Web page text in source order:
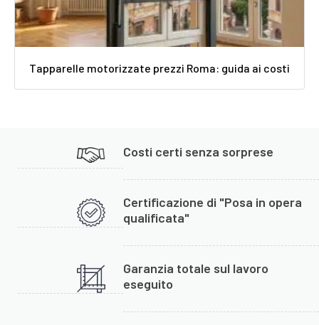
Tapparelle motorizzate prezzi Roma: guida ai costi
Costi certi senza sorprese
Certificazione di "Posa in opera
qualificata"
Garanzia totale sul lavoro
eseguito